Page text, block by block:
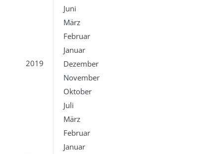
Juni
März
Februar
Januar
2019
Dezember
November
Oktober
Juli
März
Februar
Januar